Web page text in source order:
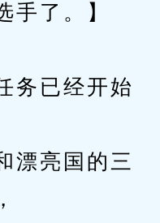
手了。】
已经开始
亮国的三